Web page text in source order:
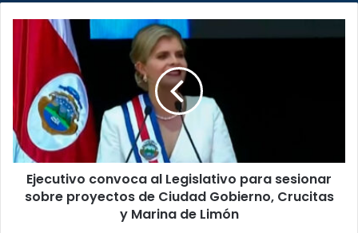
Ejecutivo
Legislativo
para
sesionar
sobre
proyectos
de
Ciudad
Gobierno,
Ejecutivo convoca al Legislativo para sesionar
sobre proyectos de Ciudad Gobierno, Crucitas
y Marina de Limón